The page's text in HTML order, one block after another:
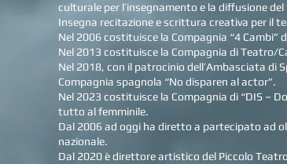
culturale per l’insegnamento e la diffusione
Insegna recitazione e scrittura creativa per il
Nel 2006 costituisce la Compagnia “4 Cambi”
Nel 2013 costituisce la Compagnia di Teatro/
Nel 2018, con il patrocinio dell’Ambasciata di
Compagnia spagnola “No disparen al actor”.
Nel 2023 costituisce la Compagnia di “DIS –
tutto al femminile.
Dal 2006 ad oggi ha diretto a partecipato ad
nazionale.
Dal 2020 è direttore artistico del Piccolo